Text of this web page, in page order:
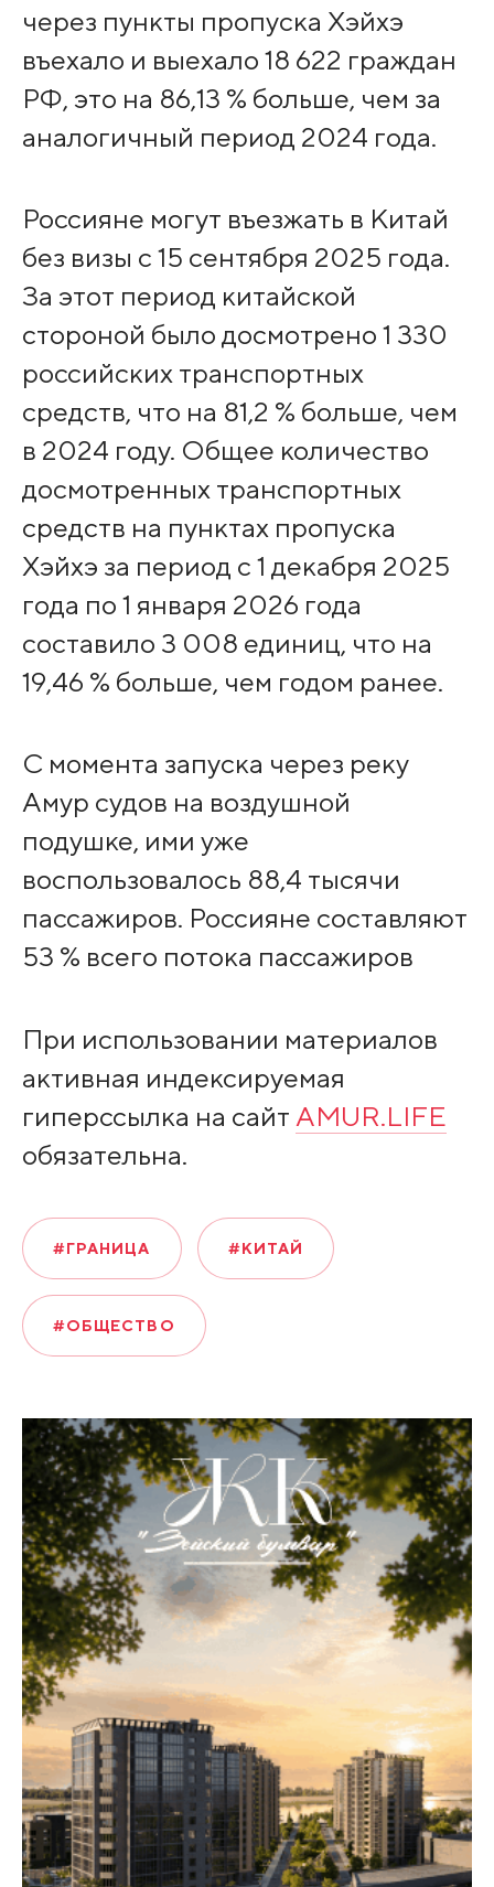
через пункты пропуска Хэйхэ
въехало и выехало 18 622 граждан
РФ, это на 86,13 % больше, чем за
аналогичный период 2024 года.
Россияне могут въезжать в Китай
без визы с 15 сентября 2025 года.
За этот период китайской
стороной было досмотрено 1 330
российских транспортных
средств, что на 81,2 % больше, чем
в 2024 году. Общее количество
досмотренных транспортных
средств на пунктах пропуска
Хэйхэ за период с 1 декабря 2025
года по 1 января 2026 года
составило 3 008 единиц, что на
19,46 % больше, чем годом ранее.
С момента запуска через реку
Амур судов на воздушной
подушке, ими уже
воспользовалось 88,4 тысячи
пассажиров. Россияне составляют
53 % всего потока пассажиров
При использовании материалов
активная индексируемая
гиперссылка на сайт AMUR.LIFE
обязательна.
#ГРАНИЦА #КИТАЙ
#ОБЩЕСТВО